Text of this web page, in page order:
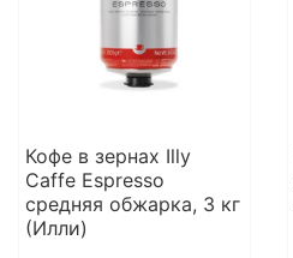
Кофе в зернах Illy
Caffe Espresso
средняя обжарка, 3 кг
(Илли)